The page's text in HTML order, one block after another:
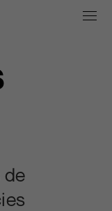
de